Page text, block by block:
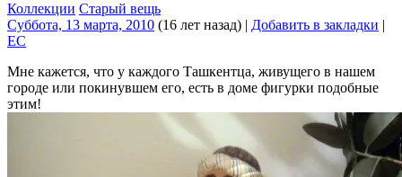
Коллекции Старый вещь
Суббота, 13 марта, 2010 (16 лет назад) | Добавить в закладки |
EC
Мне кажется, что у каждого Ташкентца, живущего в нашем
городе или покинувшем его, есть в доме фигурки подобные
этим!